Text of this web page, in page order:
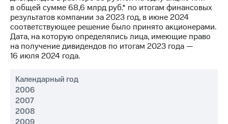
Контроль
и
аудит
Рынок
акций
Описание
приобретения
в общей сумме 68,6 млрд руб.* по итогам финансовых
результатов компании за 2023 год, в июне 2024
соответствующее решение было принято акционерами.
Дата, на которую определялись лица, имеющие право
на получение дивидендов по итогам 2023 года —
16 июля 2024 года.
Календарный год
2006
2007
2008